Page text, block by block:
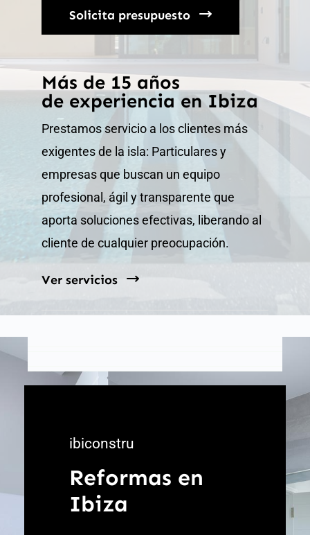
Solicita presupuesto
Más de 15 años
de experiencia en Ibiza
Prestamos servicio a los clientes más
exigentes de la isla: Particulares y
empresas que buscan un equipo
profesional, ágil y transparente que
aporta soluciones efectivas, liberando al
cliente de cualquier preocupación.
Ver servicios
ibiconstru
Reformas en
Ibiza